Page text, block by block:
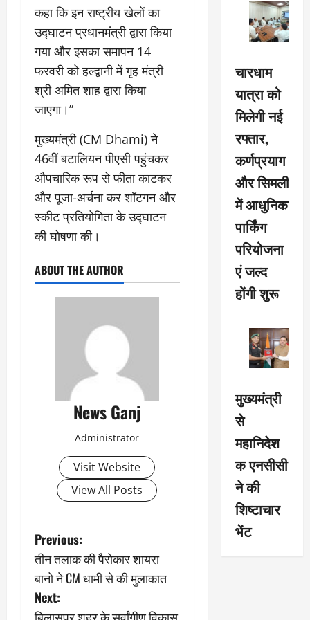
कहा कि इन राष्ट्रीय खेलों का
उद्घाटन प्रधानमंत्री द्वारा किया
गया और इसका समापन 14
फरवरी को हल्द्वानी में गृह मंत्री
श्री अमित शाह द्वारा किया
जाएगा।”
मुख्यमंत्री (CM Dhami) ने
46वीं बटालियन पीएसी पहुंचकर
औपचारिक रूप से फीता काटकर
और पूजा-अर्चना कर शॉटगन और
स्कीट प्रतियोगिता के उद्घाटन
की घोषणा की।
ABOUT THE AUTHOR
News Ganj
Administrator
Visit Website
View All Posts
P
o
s
Previous:
तीन तलाक की पैरोकार शायरा
बानो ने CM धामी से की मुलाकात
Next:
बिलासपुर शहर के सर्वांगीण विकास
चारधाम
यात्रा को
मिलेगी नई
रफ्तार,
कर्णप्रयाग
और सिमली
में आधुनिक
पार्किंग
परियोजना
एं जल्द
होंगी शुरू
मुख्यमंत्री
से
महानिदेश
क एनसीसी
ने की
शिष्टाचार
भेंट